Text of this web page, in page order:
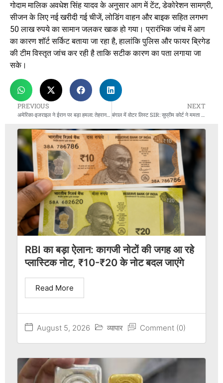
गोदाम मालिक अवधेश सिंह यादव के अनुसार आग में टेंट, डेकोरेशन सामग्री,
सीजन के लिए नई खरीदी गई चीजें, लोडिंग वाहन और बाइक सहित लगभग
50 लाख रुपये का सामान जलकर खाक हो गया। प्रारंभिक जांच में आग
का कारण शॉर्ट सर्किट बताया जा रहा है, हालांकि पुलिस और फायर ब्रिगेड
की टीम विस्तृत जांच कर रही है ताकि सटीक कारण का पता लगाया जा
सके।
PREVIOUS
अमेरिका-इजराइल ने ईरान पर बड़ा हमला: तेहरान में धमाके, खामेनेई सुरक्षित स्थान पर
NEXT
RBI का बड़ा ऐलान: कागजी नोटों की जगह आ रहे
प्लास्टिक नोट, ₹10-₹20 के नोट बदल जाएंगे
August 5, 2026 व्यापार Comment (0)
Read More